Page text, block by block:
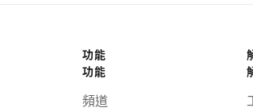
功能
功能
頻道